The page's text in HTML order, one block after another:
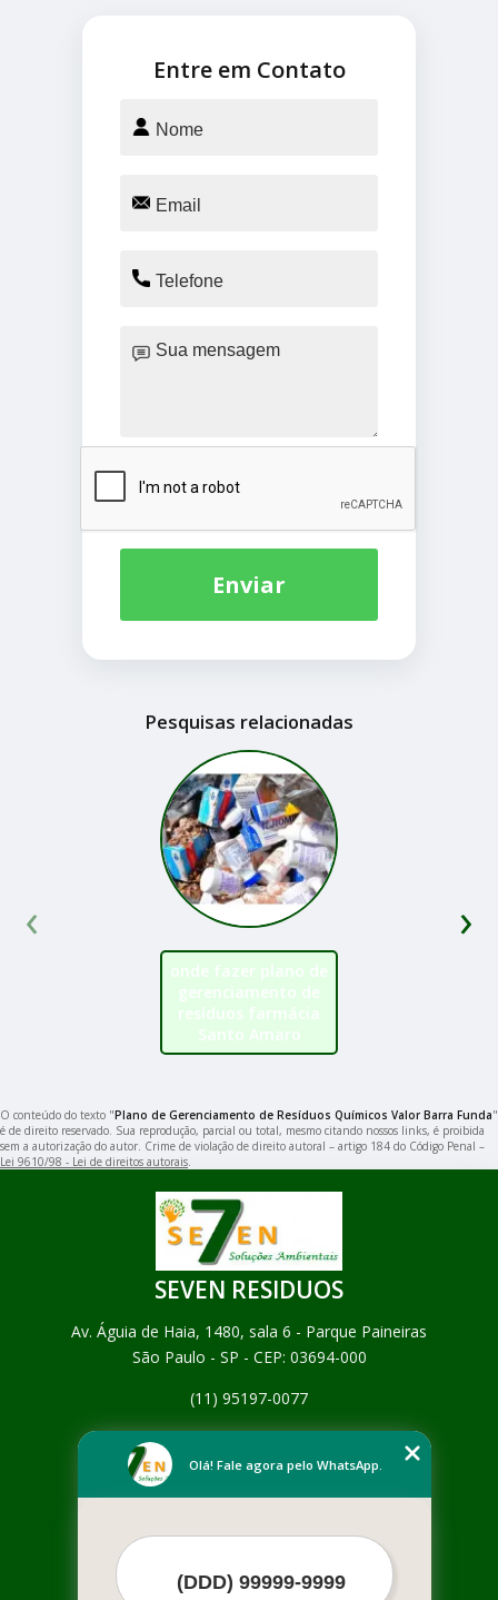
Entre em Contato
Enviar
Pesquisas relacionadas
onde fazer plano de
gerenciamento de
resíduos farmácia
Santo Amaro
‹ ›
O conteúdo do texto "Plano de Gerenciamento de Resíduos Químicos Valor Barra Funda"
é de direito reservado. Sua reprodução, parcial ou total, mesmo citando nossos links, é proibida
sem a autorização do autor. Crime de violação de direito autoral – artigo 184 do Código Penal –
Lei 9610/98 - Lei de direitos autorais
SEVEN RESIDUOS
Av. Águia de Haia, 1480, sala 6 - Parque Paineiras
São Paulo - SP - CEP: 03694-000
(11) 95197-0077
Empresa
Contato
Mais Serviços
Olá! Fale agora pelo WhatsApp.